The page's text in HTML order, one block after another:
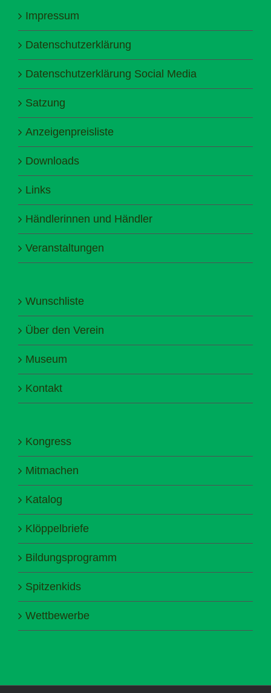
Impressum
Datenschutzerklärung
Datenschutzerklärung Social Media
Satzung
Anzeigenpreisliste
Downloads
Links
Händlerinnen und Händler
Veranstaltungen
Wunschliste
Über den Verein
Museum
Kontakt
Kongress
Mitmachen
Katalog
Klöppelbriefe
Bildungsprogramm
Spitzenkids
Wettbewerbe